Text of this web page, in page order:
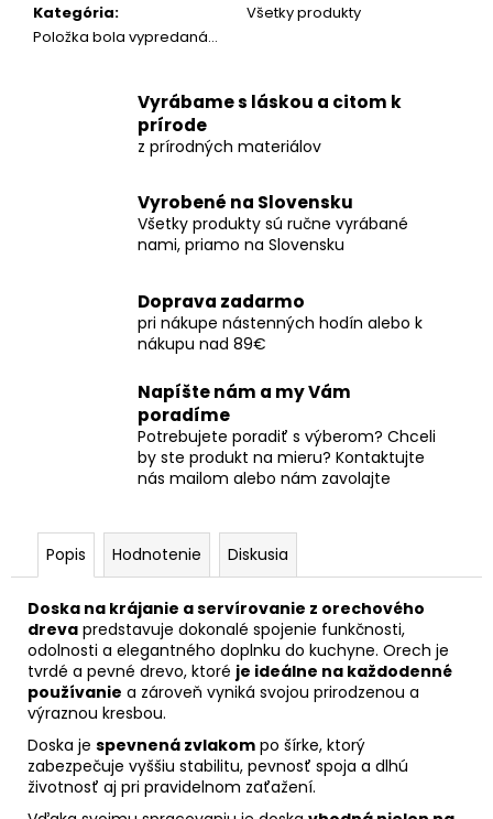
Kategória:
Všetky produkty
Položka bola vypredaná…
Vyrábame s láskou a citom k
prírode
z prírodných materiálov
Vyrobené na Slovensku
Všetky produkty sú ručne vyrábané
nami, priamo na Slovensku
Doprava zadarmo
pri nákupe nástenných hodín alebo k
nákupu nad 89€
Napíšte nám a my Vám
poradíme
Potrebujete poradiť s výberom? Chceli
by ste produkt na mieru? Kontaktujte
nás mailom alebo nám zavolajte
Popis Hodnotenie Diskusia
Doska na krájanie a servírovanie z orechového
dreva predstavuje dokonalé spojenie funkčnosti,
odolnosti a elegantného doplnku do kuchyne. Orech je
tvrdé a pevné drevo, ktoré je ideálne na každodenné
používanie a zároveň vyniká svojou prirodzenou a
výraznou kresbou.
Doska je spevnená zvlakom po šírke, ktorý
zabezpečuje vyššiu stabilitu, pevnosť spoja a dlhú
životnosť aj pri pravidelnom zaťažení.
ČEREŠŇOVÉHO
DREVA